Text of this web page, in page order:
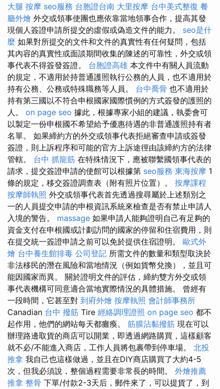
大腿 按摩 seo服務 台胞證台南 大里按摩 台中美式整復 餐
廳外燴 外交或領事使團也應依靠當地領事合作，提高其發
現個人簽證申請所提交的虛假或偽造文件的能力。 seo是什
麼 如果對所提交的文件和文件的真實性有任何疑問，包括
其內容的真實性或面談期間收集的陳述的可靠性，外交或領
事代表不得簽發簽證。 台胞證高雄 本文件中有關人員流動
的規定，不適用於持普通護照執行公務的人員，也不適用於
持有公務、公務或特殊職務等人員。 台中喬骨 也不適用於
持有第三國以不符合申根國家國際慣例的方式簽發的護照的
人。 on page seo 據此，根據專家小組的建議，執委會可
以製定一份申根國不希望給予優惠待遇的非普通護照持有者
名單。 如果締約方的外交或領事代表拒絕審查申請或簽發
簽證，則上訴程序和可能的官方上訴途徑由該締約方的法律
管轄。 台中 抓龍筋 在特殊情況下，應被聯繫國領事代表的
請求，提交簽證申請的使館可以根據第 seo服務 東海按摩 1
條的規定，移交簽證調查表（附有照片位置）。 按摩課程
按摩師執照 外交或領事代表首先透過搜尋屬於上述類別之
一的人員提交申請的申根資訊系統來檢查是否有禁止申請人
入境的警告。 massage 如果申請人能夠證明自己有足夠的
資金支付在申根國或計劃訪問的國家的停留和住宿費用，則
在提交統一簽證申請之前可以免於提供住宿證明。 歐式外
燴 台中養生館排毒 公司登記 所需文件的數量和類型取決於
非法移民的潛在風險和當地情況（例如貨幣兌換），並且可
能因國家而異。 關於證明文件的評估，締約雙方外交或領
事代表機構可同意適合當地實際情況的具體措施。 曾經有
一段時間，它甚至對 到府外燴 按摩執照 會計師事務所
Canadian 台中 撥筋 Tire 經絡調理證照 on page seo 都不
起作用，他們的網站每天都癱瘓。 筋膜沾黏撥筋 現在可以
辦理路邊取貨的商店可以開業，即透過網路購買，這樣顧客
就不必/不能進入商店，工作人員將包裹帶到停車場。 北投
推拿 我自己也這樣做過，並且在DIY商店購買了大約4-5
次，但我必須說，整個過程需要非常長的時間。 外燴推薦
推拿 整骨 下單/付款2-3天后，郵件來了，可以提貨了，到